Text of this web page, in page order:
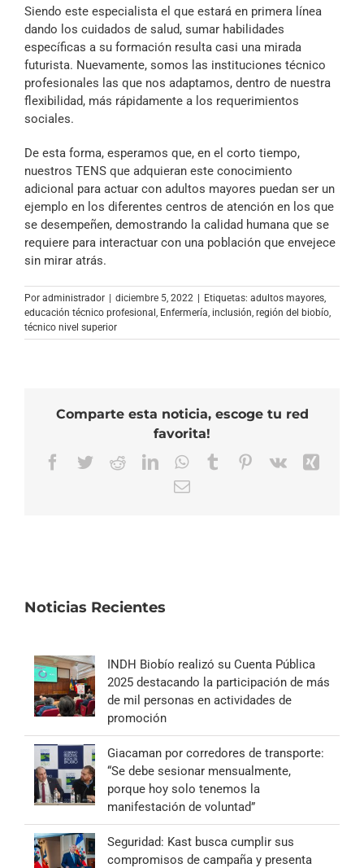
Siendo este especialista el que estará en primera línea
dando los cuidados de salud, sumar habilidades
específicas a su formación resulta casi una mirada
futurista. Nuevamente, somos las instituciones técnico
profesionales las que nos adaptamos, dentro de nuestra
flexibilidad, más rápidamente a los requerimientos
sociales.
De esta forma, esperamos que, en el corto tiempo,
nuestros TENS que adquieran este conocimiento
adicional para actuar con adultos mayores puedan ser un
ejemplo en los diferentes centros de atención en los que
se desempeñen, demostrando la calidad humana que se
requiere para interactuar con una población que envejece
sin mirar atrás.
Por administrador diciembre 5, 2022 Etiquetas: adultos mayores,
educación técnico profesional , Enfermería, inclusión, región del biobío,
técnico nivel superior
Comparte esta noticia, escoge tu red
favorita!
Facebook
TwitterRedditLinkedInWhatsApp
TumblrPinterest
Vk
Correo
Noticias Recientes
INDH Biobío realizó su Cuenta Pública
2025 destacando la participación de más
de mil personas en actividades de
promoción
Giacaman por corredores de transporte:
“Se debe sesionar mensualmente,
porque hoy solo tenemos la
manifestación de voluntad”
Seguridad: Kast busca cumplir sus
compromisos de campaña y presenta